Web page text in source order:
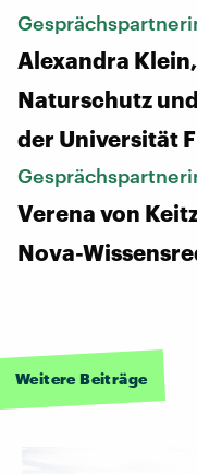
Alexandra
Naturschutz
der Universität
Verena von
Nova-
Weitere Beiträge